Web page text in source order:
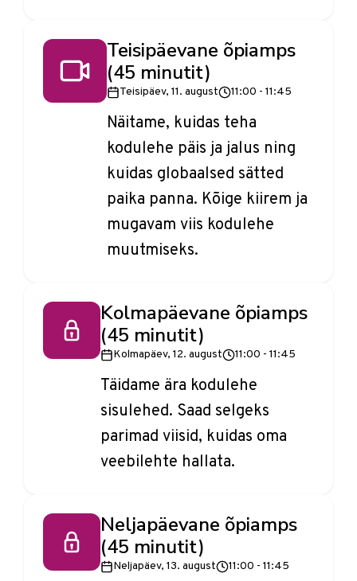
Teisipäevane õpiamps
(45 minutit)
Teisipäev, 11. august 11:00 - 11:45
Näitame, kuidas teha
kodulehe päis ja jalus ning
kuidas globaalsed sätted
paika panna. Kõige kiirem ja
mugavam viis kodulehe
muutmiseks.
Kolmapäevane õpiamps
(45 minutit)
Kolmapäev, 12. august 11:00 - 11:45
Täidame ära kodulehe
sisulehed. Saad selgeks
parimad viisid, kuidas oma
veebilehte hallata.
Neljapäevane õpiamps
(45 minutit)
Neljapäev, 13. august 11:00 - 11:45